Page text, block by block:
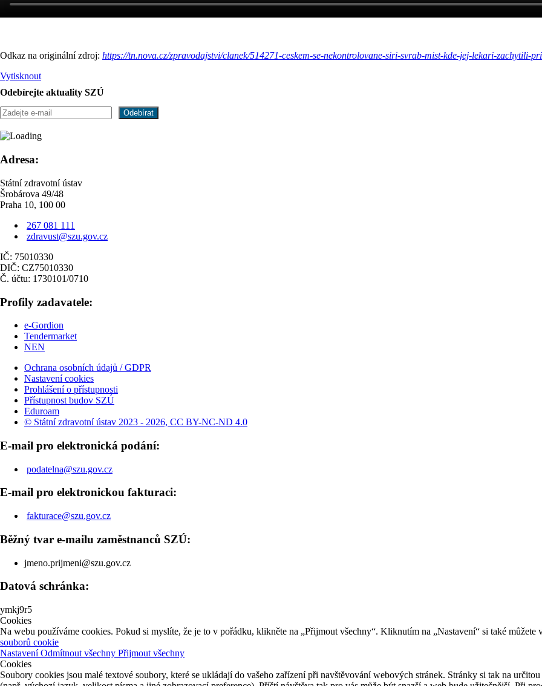
Odkaz na originální zdroj: https://tn.nova.cz/zpravodajstvi/clanek/514271-ceskem-se-nekontrolovane-siri-svrab-mist-kde-jej-lekari-zachytili-
Vytisknout
Odebírejte aktuality SZÚ
Adresa:
Státní zdravotní ústav
Šrobárova 49/48
Praha 10, 100 00
267 081 111
zdravust@szu.gov.cz
IČ: 75010330
DIČ: CZ75010330
Č. účtu: 1730101/0710
Profily zadavatele:
e-Gordion
Tendermarket
NEN
Ochrana osobních údajů / GDPR
Nastavení cookies
Prohlášení o přístupnosti
Přístupnost budov SZÚ
Eduroam
© Státní zdravotní ústav 2023 - 2026, CC BY-NC-ND 4.0
E-mail pro elektronická podání:
podatelna@szu.gov.cz
E-mail pro elektronickou fakturaci:
fakturace@szu.gov.cz
Běžný tvar e-mailu zaměstnanců SZÚ:
jmeno.prijmeni@szu.gov.cz
Datová schránka:
ymkj9r5
Cookies
Na webu používáme cookies. Pokud si myslíte, že je to v pořádku, klikněte na „Přijmout všechny“. Kliknutím na „Nastavení“ si také můžete
souborů cookie
NastaveníOdmítnout všechny Přijmout všechny
Cookies
Soubory cookies jsou malé textové soubory, které se ukládají do vašeho zařízení při navštěvování webových stránek. Stránky si tak na